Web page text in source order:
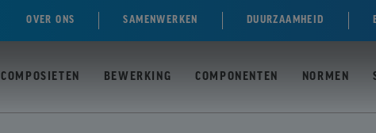
OVER ONS SAMENWERKEN DUURZAAMHEID
COMPOSIETEN BEWERKING COMPONENTEN NORMEN